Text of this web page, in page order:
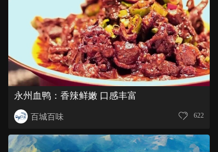
永州血鸭：香辣鲜嫩 口感丰富
百城百味 622